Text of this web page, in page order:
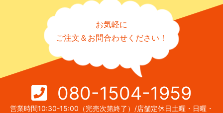
お気軽に
ご注文＆お問合わせください！
080-1504-1959
営業時間10:30-15:00（完売次第終了）/店舗定休日土曜・日曜・